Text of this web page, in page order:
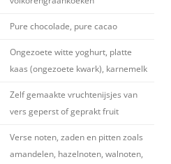
Pure chocolade, pure cacao
Ongezoete witte yoghurt, platte
kaas (ongezoete kwark), karnemelk
Zelf gemaakte vruchtenijsjes van
vers geperst of geprakt fruit
Verse noten, zaden en pitten zoals
amandelen, hazelnoten, walnoten,